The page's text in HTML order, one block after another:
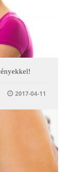
2017-04-11